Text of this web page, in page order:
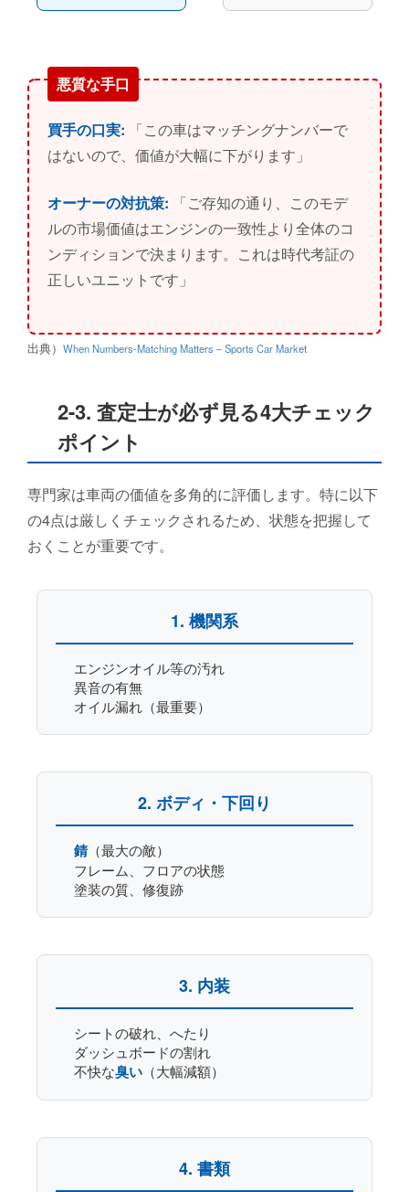
悪質な手口
買手の口実: 「この車はマッチングナンバーで
はないので、価値が大幅に下がります」
オーナーの対抗策: 「ご存知の通り、このモデ
ルの市場価値はエンジンの一致性より全体のコ
ンディションで決まります。これは時代考証の
正しいユニットです」
出典） When Numbers-Matching Matters – Sports Car Market
2-3. 査定士が必ず見る4大チェック
ポイント
専門家は車両の価値を多角的に評価します。特に以下
の4点は厳しくチェックされるため、状態を把握して
おくことが重要です。
1. 機関系
エンジンオイル等の汚れ
異音の有無
オイル漏れ（最重要）
2. ボディ・下回り
錆（最大の敵）
フレーム、フロアの状態
塗装の質、修復跡
3. 内装
シートの破れ、へたり
ダッシュボードの割れ
不快な臭い （大幅減額）
4. 書類